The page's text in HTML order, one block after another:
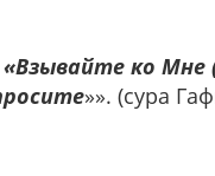
ко
»». (сура